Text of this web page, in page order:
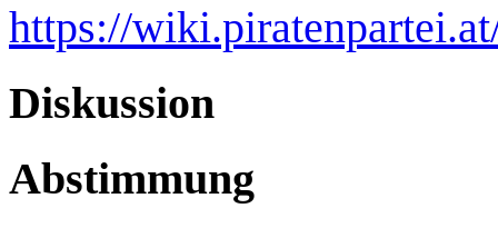
https://
Diskussion
Abstimmung